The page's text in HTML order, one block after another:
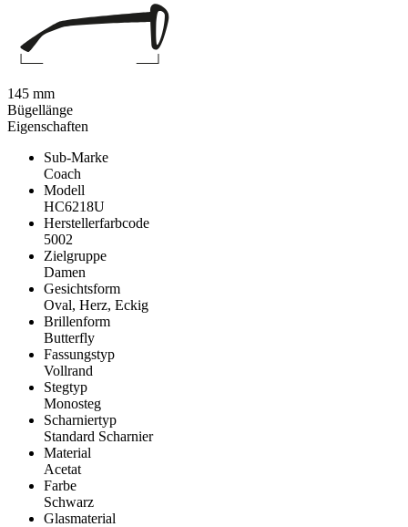
Eigenschaften
Sub-Marke
Coach
Modell
HC6218U
Herstellerfarbcode
5002
Zielgruppe
Damen
Gesichtsform
Oval, Herz, Eckig
Brillenform
Butterfly
Fassungstyp
Vollrand
Stegtyp
Monosteg
Scharniertyp
Standard Scharnier
Material
Acetat
Farbe
Schwarz
Glasmaterial
145 mm
Bügellänge